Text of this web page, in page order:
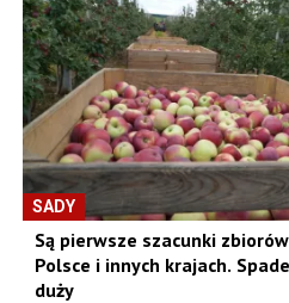
SADY
Są pierwsze szacunki
Polsce i innych krajach.
duży